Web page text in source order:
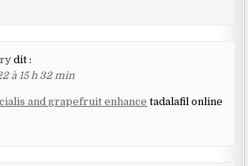
dit :
à 15 h 32 min
cialis and grapefruit enhance tadalafil online